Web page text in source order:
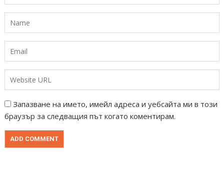
Запазване на името, имейл адреса и уебсайта ми в този
браузър за следващия път когато коментирам.